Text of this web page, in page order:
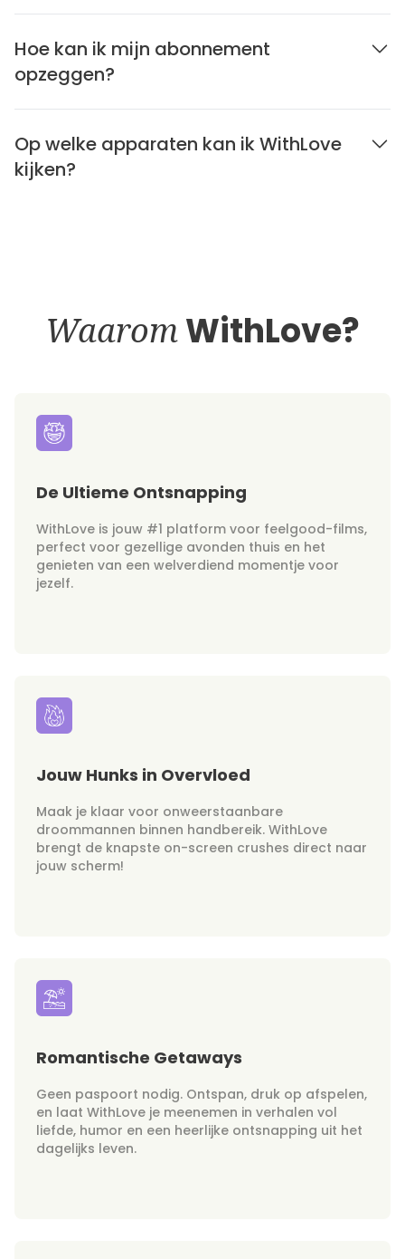
Hoe kan ik mijn abonnement
opzeggen?
Op welke apparaten kan ik WithLove
kijken?
WaaromWithLove?
De Ultieme Ontsnapping
WithLove is jouw #1 platform voor feelgood-films,
perfect voor gezellige avonden thuis en het
genieten van een welverdiend momentje voor
jezelf.
Jouw Hunks in Overvloed
Maak je klaar voor onweerstaanbare
droommannen binnen handbereik. WithLove
brengt de knapste on-screen crushes direct naar
jouw scherm!
Romantische Getaways
Geen paspoort nodig. Ontspan, druk op afspelen,
en laat WithLove je meenemen in verhalen vol
liefde, humor en een heerlijke ontsnapping uit het
dagelijks leven.